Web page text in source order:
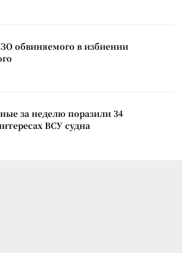
обвиняемого в избиении
за неделю поразили 34
ВСУ судна